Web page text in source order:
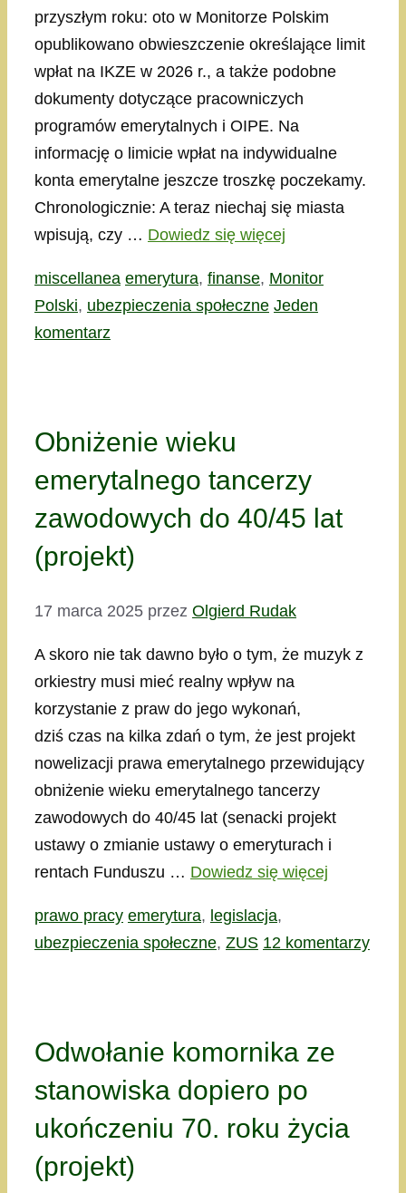
przyszłym roku: oto w Monitorze Polskim
opublikowano obwieszczenie określające limit
wpłat na IKZE w 2026 r., a także podobne
dokumenty dotyczące pracowniczych
programów emerytalnych i OIPE. Na
informację o limicie wpłat na indywidualne
konta emerytalne jeszcze troszkę poczekamy.
Chronologicznie: A teraz niechaj się miasta
wpisują, czy … Dowiedz się więcej
Kategorie
miscellanea Tagi
emerytura, finanse, Monitor
Polski, ubezpieczenia społeczne Jeden
komentarz
Obniżenie wieku
emerytalnego tancerzy
zawodowych do 40/45 lat
(projekt)
17 marca 2025 przez Olgierd Rudak
A skoro nie tak dawno było o tym, że muzyk z
orkiestry musi mieć realny wpływ na
korzystanie z praw do jego wykonań,
dziś czas na kilka zdań o tym, że jest projekt
nowelizacji prawa emerytalnego przewidujący
obniżenie wieku emerytalnego tancerzy
zawodowych do 40/45 lat (senacki projekt
ustawy o zmianie ustawy o emeryturach i
rentach Funduszu … Dowiedz się więcej
Kategorie
prawo pracy Tagi
emerytura, legislacja,
ubezpieczenia społeczne, ZUS 12 komentarzy
Odwołanie komornika ze
stanowiska dopiero po
ukończeniu 70. roku życia
(projekt)